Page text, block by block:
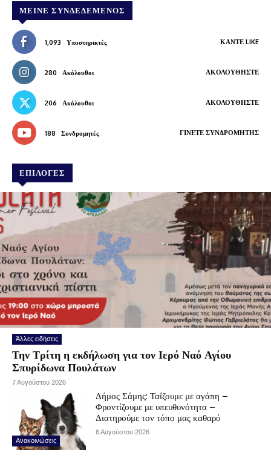
ΜΕΊΝΕ ΣΥΝΔΕΔΕΜΈΝΟΣ
1,093 Υποστηρικτές ΚΆΝΤΕ LIKE
280 Ακόλουθοι ΑΚΟΛΟΥΘΉΣΤΕ
206 Ακόλουθοι ΑΚΟΛΟΥΘΉΣΤΕ
188 Συνδρομητές ΓΊΝΕΤΕ ΣΥΝΔΡΟΜΗΤΉΣ
ΕΠΙΛΟΓΕΣ
Άλλες ειδήσεις
Την Τρίτη η εκδήλωση για τον Ιερό Ναό Αγίου
Σπυρίδωνα Πουλάτων
7 Αυγούστου 2026
Ανακοινώσεις
Δήμος Σάμης: Ταΐζουμε με αγάπη –
Φροντίζουμε με υπευθυνότητα –
Διατηρούμε τον τόπο μας καθαρό
6 Αυγούστου 2026